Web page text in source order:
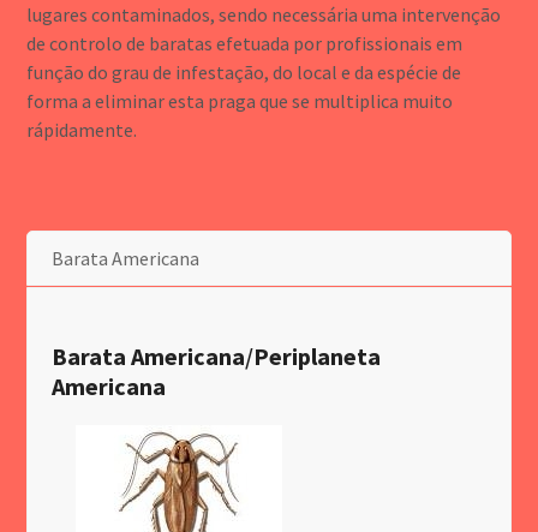
lugares contaminados, sendo necessária uma intervenção
de controlo de baratas efetuada por profissionais em
função do grau de infestação, do local e da espécie de
forma a eliminar esta praga que se multiplica muito
rápidamente.
Barata Americana
Barata Americana/Periplaneta
Americana